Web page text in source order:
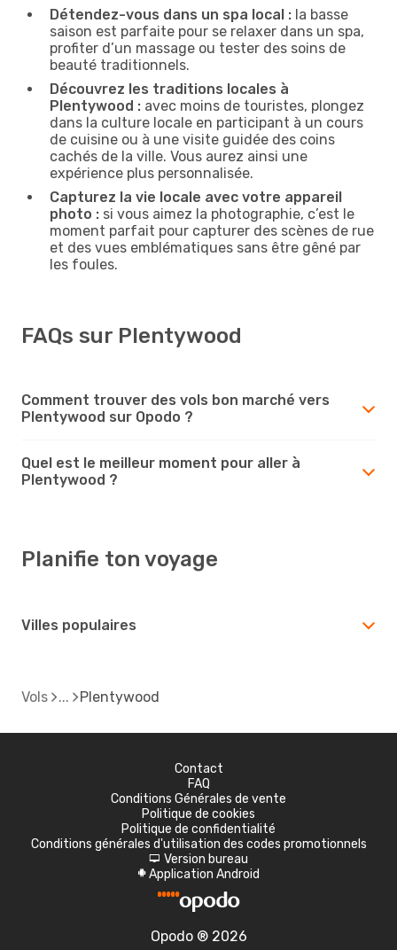
Détendez-vous dans un spa local : la basse
saison est parfaite pour se relaxer dans un spa,
profiter d’un massage ou tester des soins de
beauté traditionnels.
Découvrez les traditions locales à
Plentywood : avec moins de touristes, plongez
dans la culture locale en participant à un cours
de cuisine ou à une visite guidée des coins
cachés de la ville. Vous aurez ainsi une
expérience plus personnalisée.
Capturez la vie locale avec votre appareil
photo : si vous aimez la photographie, c’est le
moment parfait pour capturer des scènes de rue
et des vues emblématiques sans être gêné par
les foules.
FAQs sur Plentywood
Comment trouver des vols bon marché vers
Plentywood sur Opodo ?
Quel est le meilleur moment pour aller à
Plentywood ?
Planifie ton voyage
Villes populaires
Vols Plentywood
Contact
FAQ
Conditions Générales de vente
Politique de cookies
Politique de confidentialité
Conditions générales d'utilisation des codes promotionnels
d Version bureau
A Application Android
Opodo ® 2026